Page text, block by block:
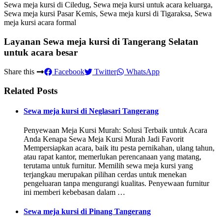
Sewa meja kursi di Ciledug, Sewa meja kursi untuk acara keluarga,
Sewa meja kursi Pasar Kemis, Sewa meja kursi di Tigaraksa, Sewa
meja kursi acara formal
Layanan Sewa meja kursi di Tangerang Selatan
untuk acara besar
Share this Facebook Twitter WhatsApp
Related Posts
Sewa meja kursi di Neglasari Tangerang
Penyewaan Meja Kursi Murah: Solusi Terbaik untuk Acara
Anda Kenapa Sewa Meja Kursi Murah Jadi Favorit
Mempersiapkan acara, baik itu pesta pernikahan, ulang tahun,
atau rapat kantor, memerlukan perencanaan yang matang,
terutama untuk furnitur. Memilih sewa meja kursi yang
terjangkau merupakan pilihan cerdas untuk menekan
pengeluaran tanpa mengurangi kualitas. Penyewaan furnitur
ini memberi kebebasan dalam …
Sewa meja kursi di Pinang Tangerang